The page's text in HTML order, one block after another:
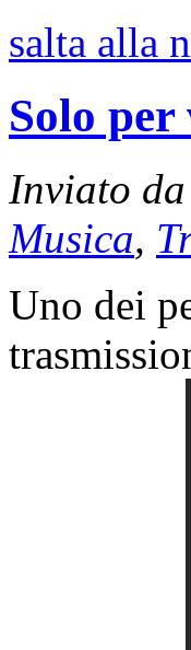
salta alla
Solo per
Inviato
Musica,
Uno dei